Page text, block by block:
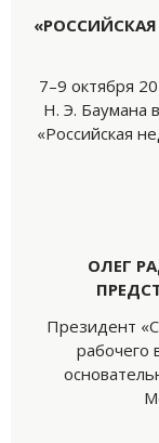
7–9 октября
Н. Э. Баумана
«Российская
ОЛЕГ
Президент
рабочего